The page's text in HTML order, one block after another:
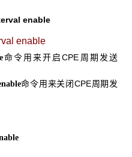
enable
enable
命令用来开启CPE周期发送
命令用来关闭CPE周期发